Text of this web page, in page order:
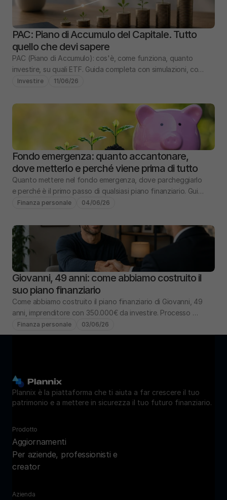
PAC: Piano di Accumulo del Capitale. Tutto
quello che devi sapere
PAC (Piano di Accumulo): cos'è, come funziona, quanto
investire, su quali ETF. Guida completa con simulazioni, costi
e confronto PIC vs PAC.
Investire 11/06/26
Fondo emergenza: quanto accantonare,
dove metterlo e perché viene prima di tutto
Quanto mettere nel fondo emergenza, dove parcheggiarlo
e perché è il primo passo di qualsiasi piano finanziario. Guida
pratica con numeri e scenari.
Finanza personale 04/06/26
Giovanni, 49 anni: come abbiamo costruito il
suo piano finanziario
Come abbiamo costruito il piano finanziario di Giovanni, 49
anni, imprenditore con 350.000€ da investire. Processo
completo: analisi, obiettivi, portafoglio.
Finanza personale 03/06/26
Prodotto
Aggiornamenti
Per aziende, professionisti e
creator
Azienda
Plannix è la piattaforma che ti aiuta a far crescere il tuo
patrimonio e a mettere in sicurezza il tuo futuro finanziario.